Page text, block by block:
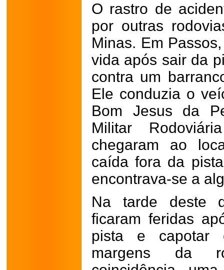
O rastro de
por outras
Minas. Em
vida após sair da
contra um
Ele conduzia o
Bom Jesus da
Militar
chegaram ao
caída fora da
encontrava-se a
Na tarde deste
ficaram feridas
pista e capotar
margens da